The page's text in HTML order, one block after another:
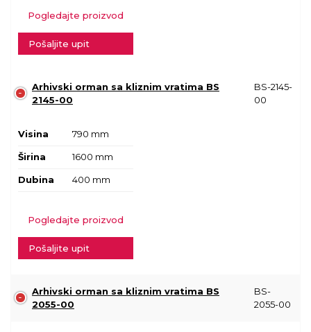
Pogledajte proizvod
Pošaljite upit
Arhivski orman sa kliznim vratima BS
2145-00
BS-2145-
00
Visina 790 mm
Širina 1600 mm
Dubina 400 mm
Pogledajte proizvod
Pošaljite upit
Arhivski orman sa kliznim vratima BS
2055-00
BS-
2055-00